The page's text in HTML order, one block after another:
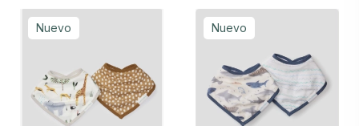
Nuevo Nuevo